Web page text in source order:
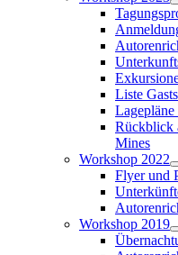
Liste
Lagepläne
Rückblick
Mines
Workshop 2022
Flyer und
Workshop 2019